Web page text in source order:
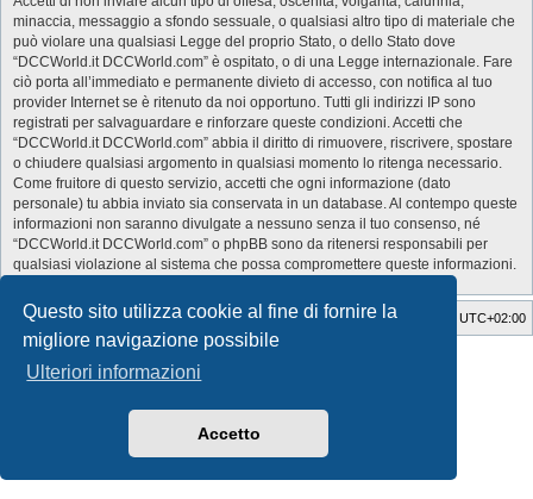
Questo sito utilizza cookie al fine di fornire la
migliore navigazione possibile
Ulteriori informazioni
Accetto
minaccia, messaggio a sfondo sessuale, o qualsiasi altro tipo di materiale che
può violare una qualsiasi Legge del proprio Stato, o dello Stato dove
“DCCWorld.it DCCWorld.com” è ospitato, o di una Legge internazionale. Fare
ciò porta all’immediato e permanente divieto di accesso, con notifica al tuo
provider Internet se è ritenuto da noi opportuno. Tutti gli indirizzi IP sono
registrati per salvaguardare e rinforzare queste condizioni. Accetti che
“DCCWorld.it DCCWorld.com” abbia il diritto di rimuovere, riscrivere, spostare
o chiudere qualsiasi argomento in qualsiasi momento lo ritenga necessario.
Come fruitore di questo servizio, accetti che ogni informazione (dato
personale) tu abbia inviato sia conservata in un database. Al contempo queste
informazioni non saranno divulgate a nessuno senza il tuo consenso, né
“DCCWorld.it DCCWorld.com” o phpBB sono da ritenersi responsabili per
qualsiasi violazione al sistema che possa compromettere queste informazioni.
Indice Tutti gli orari sono UTC+02:00
Cancella cookie
Style Developer by ©
Creato daphpBB
Privacy|Condizioni